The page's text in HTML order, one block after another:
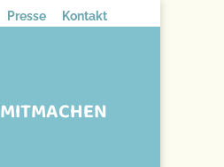
Presse Kontakt
MITMACHEN